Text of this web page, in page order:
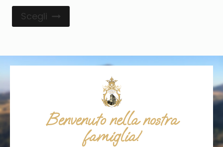
Scegli
Benvenuto nella nostra
famiglia!